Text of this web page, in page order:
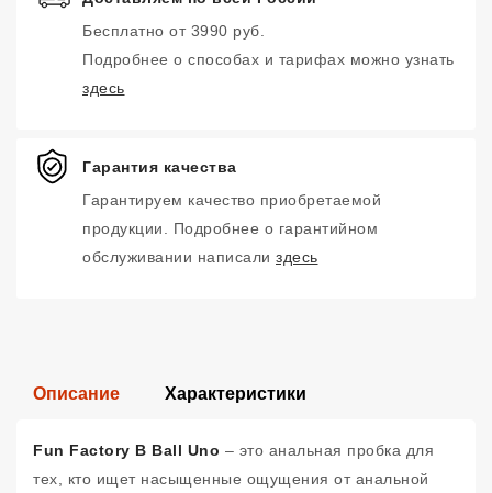
Бесплатно от 3990 руб.
Подробнее о способах и тарифах можно узнать
здесь
Гарантия качества
Гарантируем качество приобретаемой
продукции. Подробнее о гарантийном
обслуживании написали здесь
Описание Характеристики
Fun Factory B Ball Uno – это анальная пробка для
тех, кто ищет насыщенные ощущения от анальной